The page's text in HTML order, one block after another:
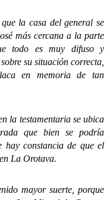
la casa del general se
más cercana a la parte
todo es muy difuso y
su situación correcta,
en memoria de tan
testamentaria se ubica
que bien se podría
hay constancia de que el
La Orotava.
mayor suerte, porque